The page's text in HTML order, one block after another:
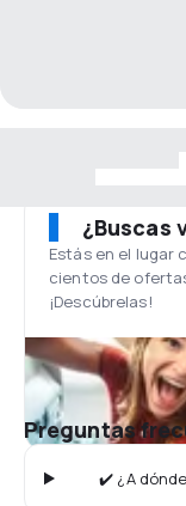
¿Buscas
Estás en el lugar
cientos de
¡Descúbrelas!
Preguntas
✔️ ¿A